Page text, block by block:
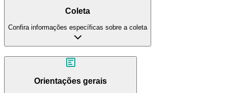
Coleta
Confira informações específicas sobre a coleta
Orientações gerais